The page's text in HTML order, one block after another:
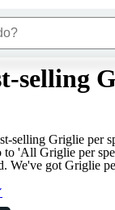
selling
selling Griglie per
'All Griglie per
We've got Griglie